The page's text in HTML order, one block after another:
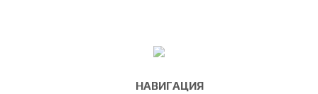
НАВИГАЦИЯ